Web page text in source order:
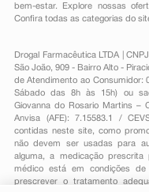
bem-estar. Explore nossas
Confira todas as categorias do
Drogal Farmacêutica LTDA |
São João, 909 - Bairro Alto -
de Atendimento ao Consumidor:
Sábado das 8h às 15h) ou
Giovanna do Rosario Martins –
Anvisa (AFE): 7.15583.1 /
contidas neste site, como
não devem ser usadas para
alguma, a medicação
médico está em condições
prescrever o tratamento